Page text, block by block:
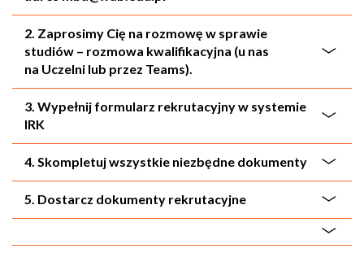
2. Zaprosimy Cię na rozmowę w sprawie
studiów – rozmowa kwalifikacyjna (u nas
na Uczelni lub przez Teams).
3. Wypełnij formularz rekrutacyjny w systemie
IRK
4. Skompletuj wszystkie niezbędne dokumenty
5. Dostarcz dokumenty rekrutacyjne